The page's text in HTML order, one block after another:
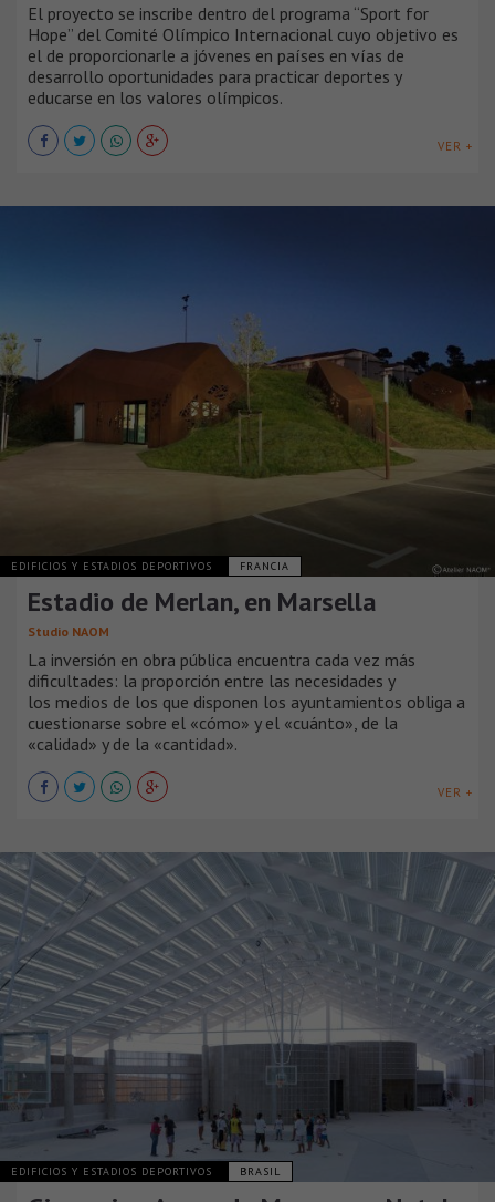
El proyecto se inscribe dentro del programa “Sport for
Hope” del Comité Olímpico Internacional cuyo objetivo es
el de proporcionarle a jóvenes en países en vías de
desarrollo oportunidades para practicar deportes y
educarse en los valores olímpicos.
VER +
EDIFICIOS Y ESTADIOS DEPORTIVOS FRANCIA
Estadio de Merlan, en Marsella
Studio NAOM
La inversión en obra pública encuentra cada vez más
dificultades: la proporción entre las necesidades y
los medios de los que disponen los ayuntamientos obliga a
cuestionarse sobre el «cómo» y el «cuánto», de la
«calidad» y de la «cantidad».
VER +
EDIFICIOS Y ESTADIOS DEPORTIVOS BRASIL